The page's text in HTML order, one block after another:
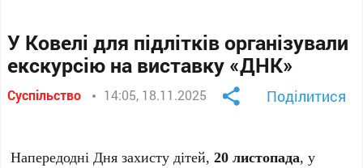
У Ковелі для підлітків організували
екскурсію на виставку «ДНК»
Суспільство 14:05, 18.11.2025 Поділитися
Напередодні Дня захисту дітей,20 листопада, у